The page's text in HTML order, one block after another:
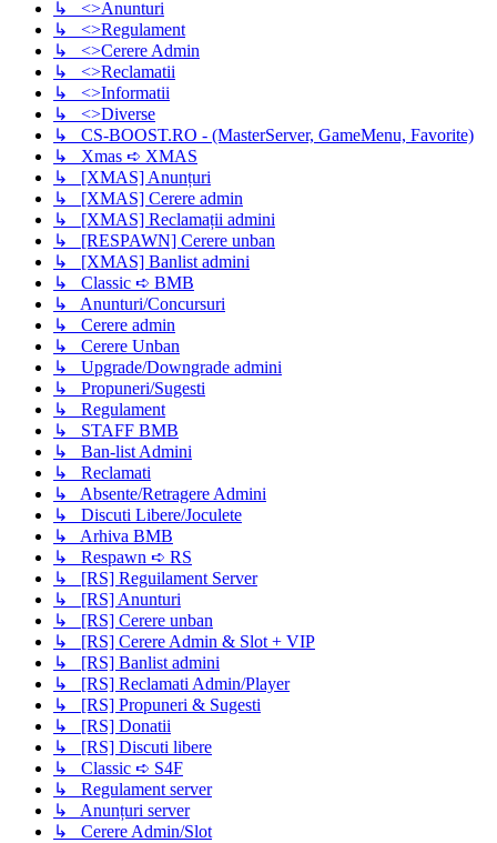
↳ <>Anunturi
↳ <>Regulament
↳ <>Cerere Admin
↳ <>Reclamatii
↳ <>Informatii
↳ <>Diverse
↳ CS-BOOST.RO - (MasterServer, GameMenu, Favorite)
↳ Xmas ➪ XMAS
↳ [XMAS] Anunțuri
↳ [XMAS] Cerere admin
↳ [XMAS] Reclamații admini
↳ [RESPAWN] Cerere unban
↳ [XMAS] Banlist admini
↳ Classic ➪ BMB
↳ Anunturi/Concursuri
↳ Cerere admin
↳ Cerere Unban
↳ Upgrade/Downgrade admini
↳ Propuneri/Sugesti
↳ Regulament
↳ STAFF BMB
↳ Ban-list Admini
↳ Reclamati
↳ Absente/Retragere Admini
↳ Discuti Libere/Joculete
↳ Arhiva BMB
↳ Respawn ➪ RS
↳ [RS] Reguilament Server
↳ [RS] Anunturi
↳ [RS] Cerere unban
↳ [RS] Cerere Admin & Slot + VIP
↳ [RS] Banlist admini
↳ [RS] Reclamati Admin/Player
↳ [RS] Propuneri & Sugesti
↳ [RS] Donatii
↳ [RS] Discuti libere
↳ Classic ➪ S4F
↳ Regulament server
↳ Anunțuri server
↳ Cerere Admin/Slot